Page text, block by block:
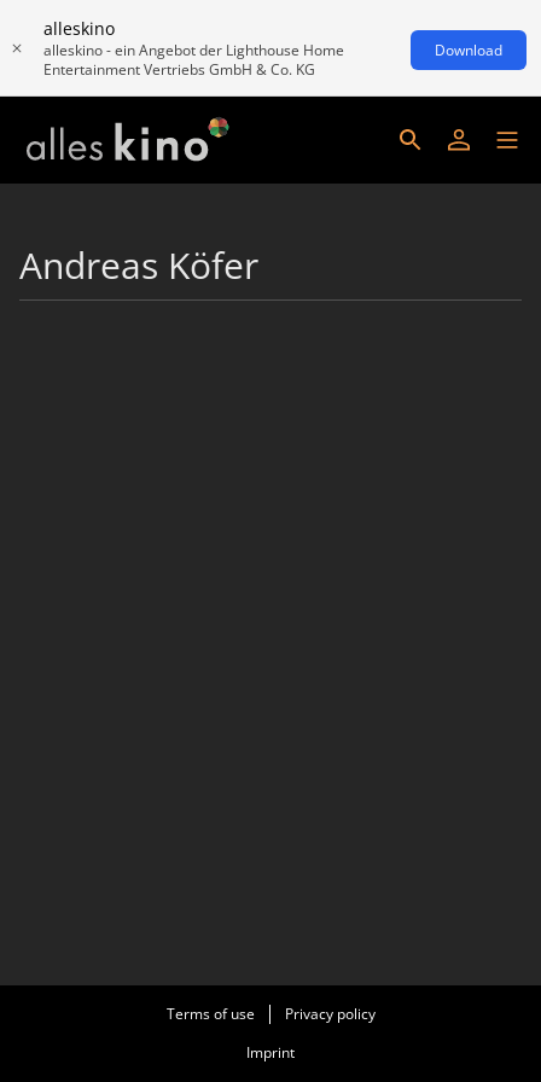
alleskino
alleskino - ein Angebot der Lighthouse Home
Entertainment Vertriebs GmbH & Co. KG
Download
Andreas Köfer
Terms of use
Privacy policy
Imprint